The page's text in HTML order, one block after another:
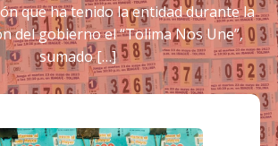
que ha tenido la entidad durante la
del gobierno el “Tolima Nos Une”,
sumado […]